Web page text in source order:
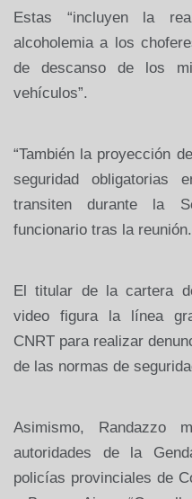
Estas “incluyen la
alcoholemia a los
de descanso de los
vehículos”.
“También la proyección
seguridad obligatorias
transiten durante la
funcionario tras la reunión.
El titular de la cartera
video figura la línea
CNRT para realizar
de las normas de
Asimismo, Randazzo
autoridades de la
policías provinciales de